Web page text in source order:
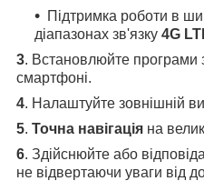
Підтримка роботи в
діапазонах зв'язку 4G
3. Встановлюйте програми
смартфоні.
4. Налаштуйте зовнішній
5. Точна навігація на
6. Здійснюйте або
не відвертаючи уваги від